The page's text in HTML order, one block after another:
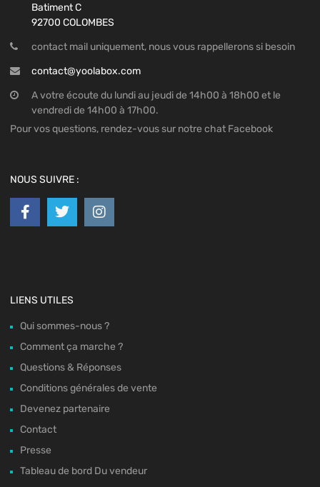
Batiment C
92700 COLOMBES
contact mail uniquement, nous vous rappellerons si besoin
contact@yoolabox.com
A votre écoute du lundi au jeudi de 14h00 à 18h00 et le
vendredi de 14h00 à 17h00.
Pour vos questions, rendez-vous sur notre chat Facebook
NOUS SUIVRE :
LIENS UTILES
Qui sommes-nous ?
Comment ça marche ?
Questions & Réponses
Conditions générales de vente
Devenez partenaire
Contact
Presse
Tableau de bord Du vendeur